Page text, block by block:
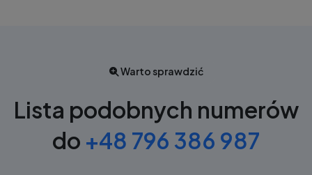
Warto sprawdzić
Lista podobnych numerów
do +48 796 386 987